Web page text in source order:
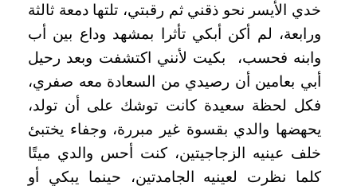
خدي الأيسر نحو ذقني ثم رقبتي، تلتها دمعة ثالثة
ورابعة، لم أكن أبكي تأثرا بمشهد وداع بين أب
وابنه فحسب، بكيت لأنني اكتشفت وبعد رحيل
أبي بعامين أن رصيدي من السعادة معه صفري،
فكل لحظة سعيدة كانت توشك على أن تولد،
يحهضها والدي بقسوة غير مبررة، وجفاء يختبئ
خلف عينيه الزجاجيتين، كنت أحس والدي ميتًا
كلما نظرت لعينيه الجامدتين، حينما يبكي أو